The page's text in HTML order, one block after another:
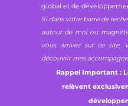
global et de
Si dans votre barre de
autour de moi ou
vous arrivez sur ce site,
découvrir mes
Rappel Important :
relèvent